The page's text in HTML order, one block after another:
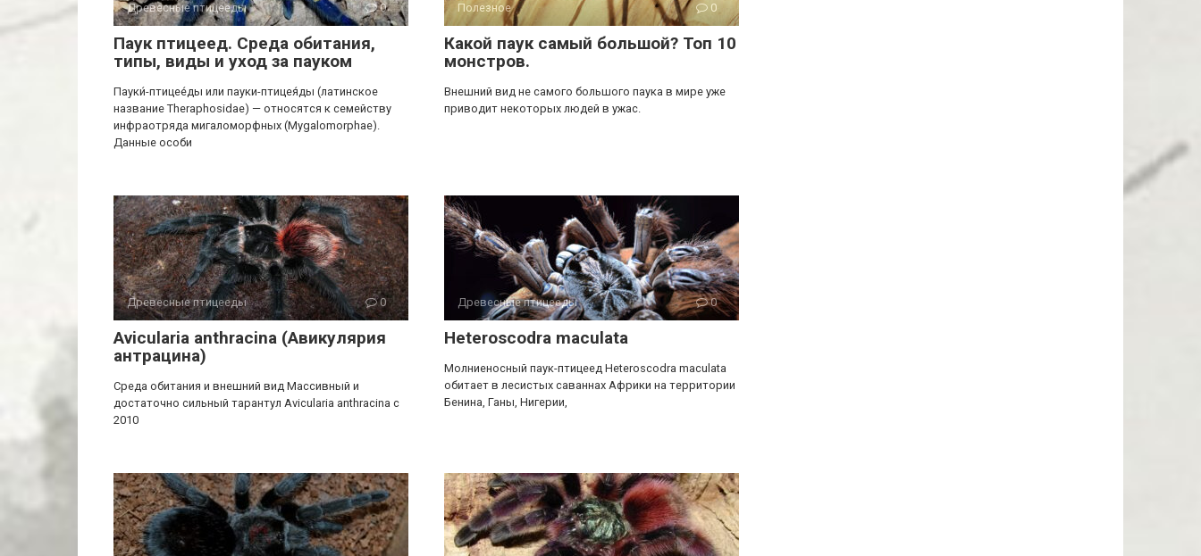
Древесные птицееды 0
Паук птицеед. Среда обитания,
типы, виды и уход за пауком
Пауки́-птицее́ды или пауки-птицея́ды (латинское
название Theraphosidae) — относятся к семейству
инфраотряда мигаломорфных (Mygalomorphae).
Данные особи
Полезное 0
Какой паук самый большой? Топ 10
монстров.
Внешний вид не самого большого паука в мире уже
приводит некоторых людей в ужас.
Древесные птицееды 0
Avicularia anthracina (Авикулярия
антрацина)
Среда обитания и внешний вид Массивный и
достаточно сильный тарантул Avicularia anthracina c
2010
Древесные птицееды 0
Heteroscodra maculata
Молниеносный паук-птицеед Heteroscodra maculata
обитает в лесистых саваннах Африки на территории
Бенина, Ганы, Нигерии,